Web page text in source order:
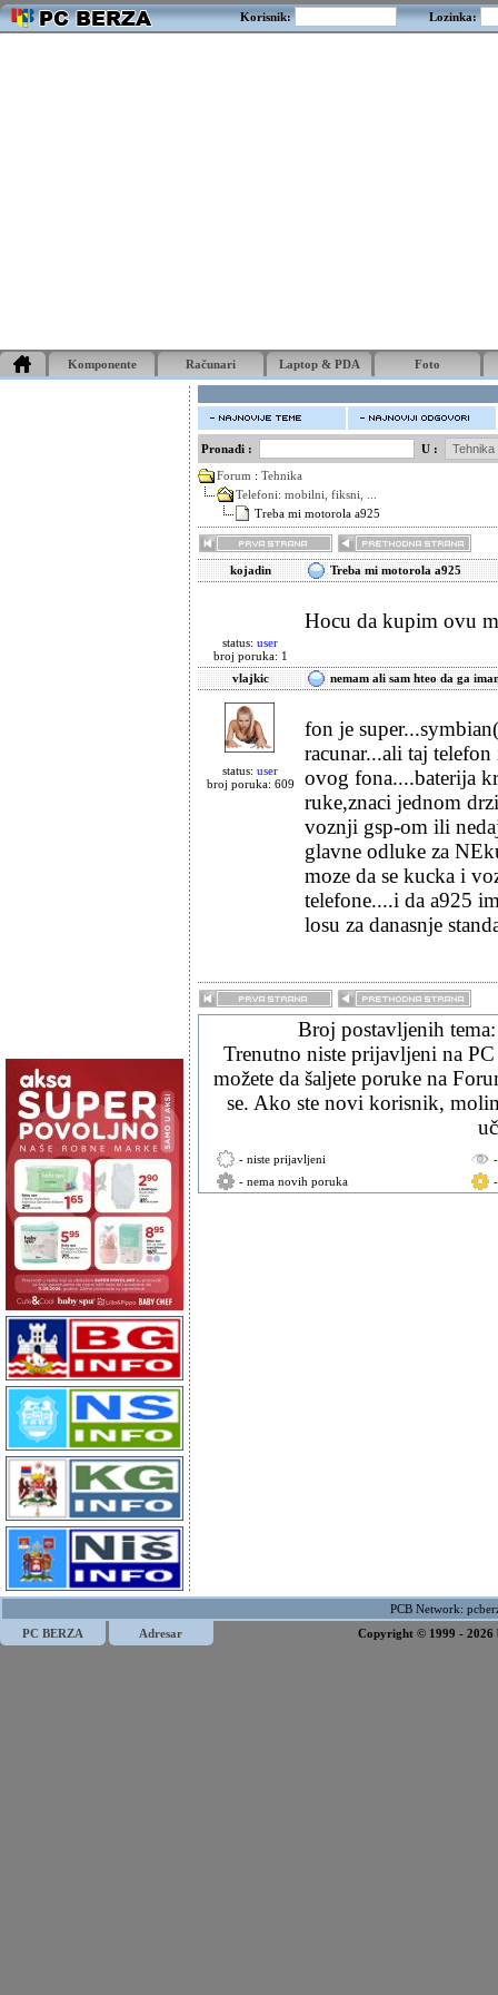
Korisnik: Lozinka:
Komponente Računari Laptop & PDA Foto
Pronađi :
U :
Forum : Tehnika
Telefoni: mobilni, fiksni, ...
Treba mi motorola a925
kojadin Treba mi motorola a925
status: user
broj poruka: 1
Hocu da kupim ovu
vlajkic nemam ali sam hteo da ga
status: user
broj poruka: 609
fon je
racunar...ali taj
ovog fona....baterija
ruke,znaci jednom
voznji gsp-om ili
glavne odluke za
moze da se kucka i
telefone....i da a925
losu za danasnje
Broj postavljenih
Trenutno niste prijavljeni na
možete da šaljete poruke na
se. Ako ste novi korisnik,
- niste prijavljeni
- nema novih poruka
PCB Network:
PC BERZA
Adresar Copyright © 1999 -